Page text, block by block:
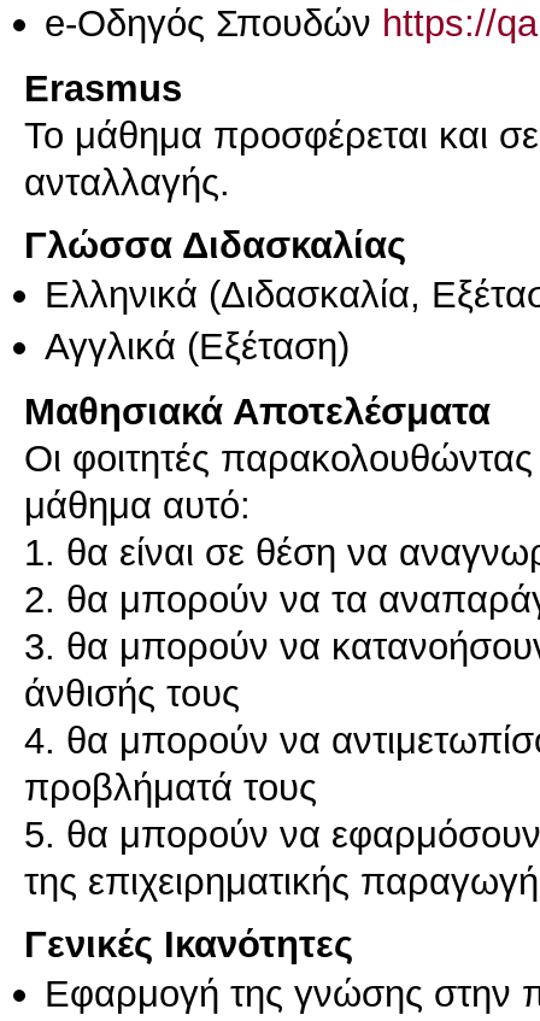
e-Οδηγός Σπουδών https://
Erasmus
Το μάθημα προσφέρεται και
ανταλλαγής.
Γλώσσα Διδασκαλίας
Ελληνικά (Διδασκαλία,
Αγγλικά (Εξέταση)
Μαθησιακά Αποτελέσματα
Οι φοιτητές παρακολουθώντας
μάθημα αυτό:
1. θα είναι σε θέση να
2. θα μπορούν να τα
3. θα μπορούν να
άνθισής τους
4. θα μπορούν να
προβλήματά τους
5. θα μπορούν να εφαρμόσουν
Γενικές Ικανότητες
Εφαρμογή της γνώσης στην